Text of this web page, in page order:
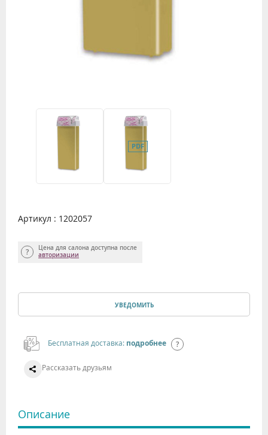
Артикул : 1202057
Цена для салона доступна после
авторизации
УВЕДОМИТЬ
Бесплатная доставка: подробнее
Рассказать друзьям
Описание